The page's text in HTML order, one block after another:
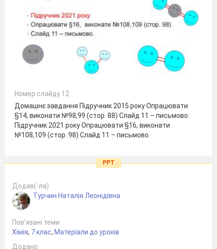
Номер слайду 12
Домашнє завдання Підручник 2015 року Опрацювати
§14, виконати №98,99 (стор. 88) Слайд 11 – письмово.
Підручник 2021 року Опрацювати §16, виконати
№108,109 (стор. 98) Слайд 11 – письмово.
PPT
Додав(-ла)
Турчин Наталія Леонідівна
Пов’язані теми
Хімія, 7 клас, Матеріали до уроків
Додано